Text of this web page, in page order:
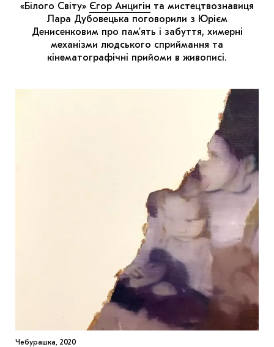
«Білого Світу» Єгор Анцигін та мистецтвознавиця
Лара Дубовецька поговорили з Юрієм
Денисенковим про пам’ять і забуття, химерні
механізми людського сприймання та
кінематографічні прийоми в живописі.
Чебурашка, 2020